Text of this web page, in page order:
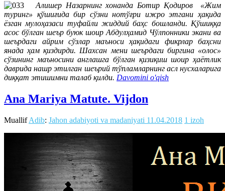
Алишер Назарнинг хонанда Ботир Қодиров «Жим
туринг» қўшиғида бир сўзни нотўғри ижро этгани ҳақида
ёзган мулоҳазаси туфайли жиддий баҳс бошланди. Қўшиққа
асос бўлган шеър буюк шоир Абдулҳамид Чўлпонники экани ва
шеърдаги айрим сўзлар маъноси ҳақидаги фикрлар баҳсни
янада ҳам қиздирди. Шахсан мени шеърдаги биргина «олос»
сўзининг маъносини англашга бўлган қизиқиш шоир ҳаётлик
даврида нашр этилган шеърий тўпламларнинг асл нусхаларига
диққат этишимни талаб қилди. Davomini o'qish
Ana Mariya Matute. Vijdon
MuallifAdib: Jahon adabiyoti va madaniyati 11.04.2018 1 izoh